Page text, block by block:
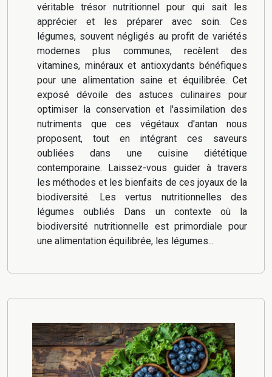
véritable trésor nutritionnel pour qui sait les
apprécier et les préparer avec soin. Ces
légumes, souvent négligés au profit de variétés
modernes plus communes, recèlent des
vitamines, minéraux et antioxydants bénéfiques
pour une alimentation saine et équilibrée. Cet
exposé dévoile des astuces culinaires pour
optimiser la conservation et l'assimilation des
nutriments que ces végétaux d'antan nous
proposent, tout en intégrant ces saveurs
oubliées dans une cuisine diététique
contemporaine. Laissez-vous guider à travers
les méthodes et les bienfaits de ces joyaux de la
biodiversité. Les vertus nutritionnelles des
légumes oubliés Dans un contexte où la
biodiversité nutritionnelle est primordiale pour
une alimentation équilibrée, les légumes...